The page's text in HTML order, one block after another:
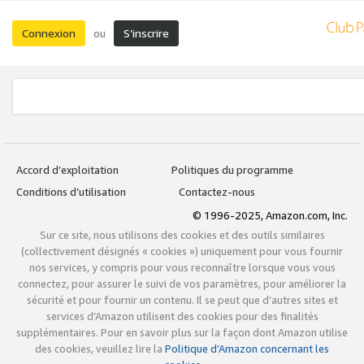
Connexion ou S’inscrire
Accord d’exploitation
Politiques du programme
Conditions d’utilisation
Contactez-nous
© 1996-2025, Amazon.com, Inc.
Sur ce site, nous utilisons des cookies et des outils similaires
(collectivement désignés « cookies ») uniquement pour vous fournir
nos services, y compris pour vous reconnaître lorsque vous vous
connectez, pour assurer le suivi de vos paramètres, pour améliorer la
sécurité et pour fournir un contenu. Il se peut que d’autres sites et
services d’Amazon utilisent des cookies pour des finalités
supplémentaires. Pour en savoir plus sur la façon dont Amazon utilise
des cookies, veuillez lire la Politique d’Amazon concernant les